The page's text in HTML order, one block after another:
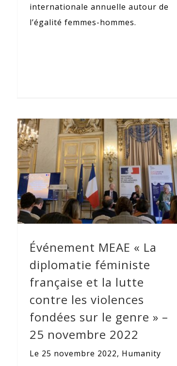
internationale annuelle autour de
l’égalité femmes-hommes.
Événement MEAE « La diplomatie
féministe française et la lutte contre
les violences fondées sur le genre »
– 25 novembre 2022
Événement MEAE « La
diplomatie féministe
française et la lutte
contre les violences
fondées sur le genre » –
25 novembre 2022
Le 25 novembre 2022, Humanity